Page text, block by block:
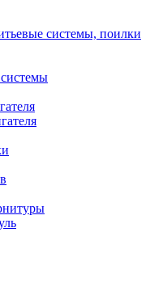
системы, поилки